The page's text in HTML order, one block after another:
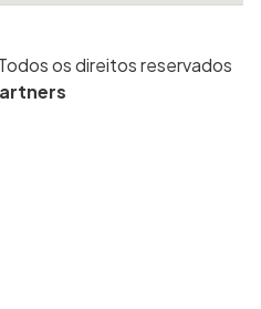
os direitos reservados